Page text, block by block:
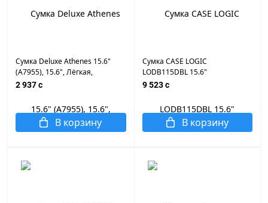
Сумка Deluxe Athenes 15.6"
(A7955), 15.6", Лёгкая,
Усиленные ручки, Органайзер,
карман на молнии,
Уплотнённые стенки,
Полиэстер, встро
2 937 c
В корзину
Сумка CASE LOGIC
LODB115DBL 15.6"
ATTACHE,DRESS BLUE
9 523 c
В корзину